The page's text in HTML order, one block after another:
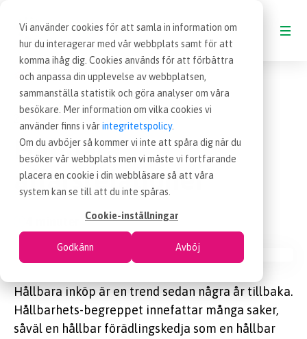
Vi använder cookies för att samla in information om
hur du interagerar med vår webbplats samt för att
komma ihåg dig. Cookies används för att förbättra
och anpassa din upplevelse av webbplatsen,
sammanställa statistik och göra analyser om våra
besökare. Mer information om vilka cookies vi
använder finns i vårintegritetspolicy.
Om du avböjer så kommer vi inte att spåra dig när du
besöker vår webbplats men vi måste vi fortfarande
placera en cookie i din webbläsare så att våra
system kan se till att du inte spåras.
Cookie-inställningar
Godkänn Avböj
BLOGG
VAD ÄR INKÖP
OM EFFSO TOOLS
TERMINOLOGI
Blogg Hållbara affärsrelationer
Hållbara
affärsrelationer
Hållbara inköp är en trend sedan några år tillbaka.
Hållbarhets-begreppet innefattar många saker,
såväl en hållbar förädlingskedja som en hållbar